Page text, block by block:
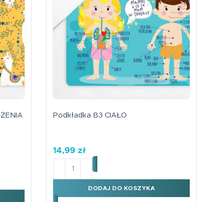
MNOŻENIA LAMY ŻÓŁTE
Podkładka B3 CIAŁO
14,99 zł
ilość Podkładka B3 CIAŁO
DODAJ DO KOSZYKA